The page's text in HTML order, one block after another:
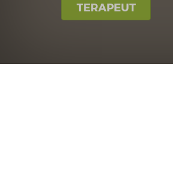
TERAPEUT